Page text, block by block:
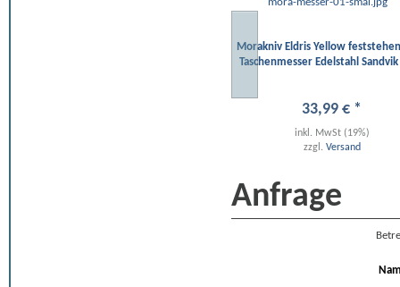
Morakniv Eldris Yellow
Taschenmesser Edelstahl Sandvik
33,99 € *
inkl. MwSt (19%)
zzgl. Versand
Anfrage